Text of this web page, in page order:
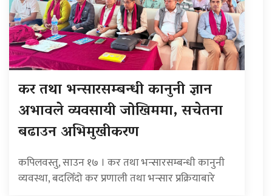
कर तथा भन्सारसम्बन्धी कानुनी ज्ञान
अभावले व्यवसायी जोखिममा, सचेतना
बढाउन अभिमुखीकरण
कपिलवस्तु, साउन १७ । कर तथा भन्सारसम्बन्धी कानुनी
व्यवस्था, बदलिँदो कर प्रणाली तथा भन्सार प्रक्रियाबारे